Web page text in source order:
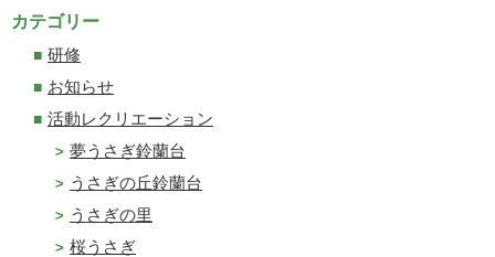
カテゴリー
研修
お知らせ
活動レクリエーション
夢うさぎ鈴蘭台
うさぎの丘鈴蘭台
うさぎの里
桜うさぎ